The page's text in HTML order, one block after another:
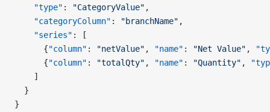
    "type"
: "CategoryValue" ,
    "categoryColumn"
: "branchName" ,
    "series"
: [
      {
"column" : "netValue" , "name" : "Net Value" ,
      {
"column" : "totalQty" , "name" : "Quantity" ,
    ]
  }
}